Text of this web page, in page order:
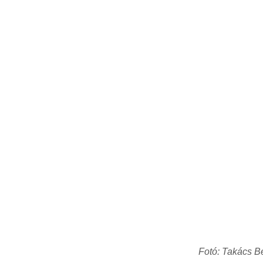
Fotó: Takács